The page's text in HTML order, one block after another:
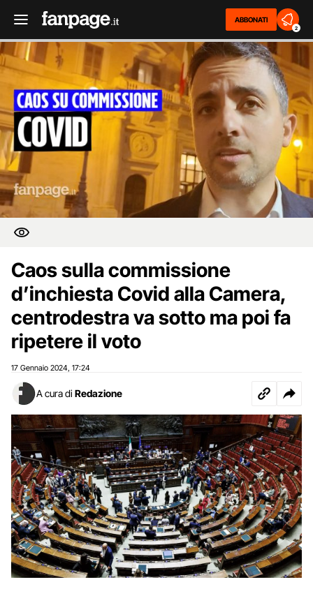
ABBONATI
2
Caos sulla commissione
d’inchiesta Covid alla Camera,
centrodestra va sotto ma poi fa
ripetere il voto
17 Gennaio 2024 17:24
A cura di Redazione